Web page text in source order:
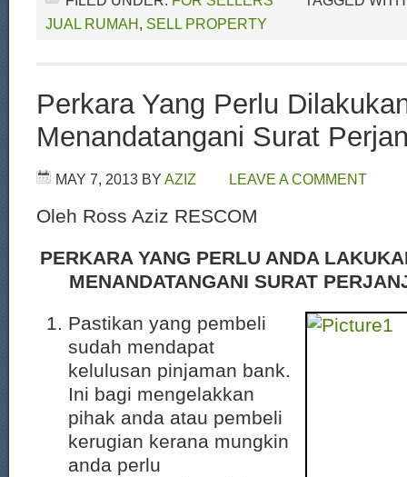
JUAL RUMAH, SELL PROPERTY
Perkara Yang Perlu
Menandatangani Surat
MAY 7, 2013 BY AZIZ LEAVE A COMMENT
Oleh Ross Aziz RESCOM
PERKARA YANG PERLU ANDA
MENANDATANGANI SURAT
Pastikan yang pembeli
sudah mendapat
kelulusan pinjaman bank.
Ini bagi mengelakkan
pihak anda atau pembeli
kerugian kerana mungkin
anda perlu